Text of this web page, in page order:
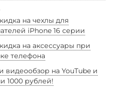
на чехлы для
iPhone 16 серии
на аксессуары при
телефона
видеообзор на YouTube и
1000 рублей!